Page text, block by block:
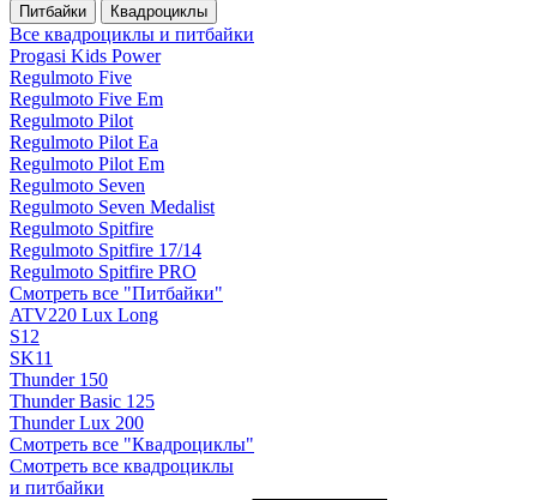
Питбайки Квадроциклы
Все квадроциклы и питбайки
Progasi Kids Power
Regulmoto Five
Regulmoto Five Em
Regulmoto Pilot
Regulmoto Pilot Ea
Regulmoto Pilot Em
Regulmoto Seven
Regulmoto Seven Medalist
Regulmoto Spitfire
Regulmoto Spitfire 17/14
Regulmoto Spitfire PRO
Смотреть все "Питбайки"
ATV220 Lux Long
S12
SK11
Thunder 150
Thunder Basic 125
Thunder Lux 200
Смотреть все "Квадроциклы"
Смотреть все квадроциклы
и питбайки